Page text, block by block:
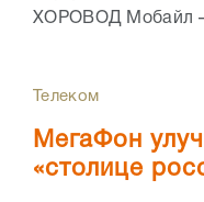
ХОРОВОД Мобайл –
Телеком
МегаФон
«столице